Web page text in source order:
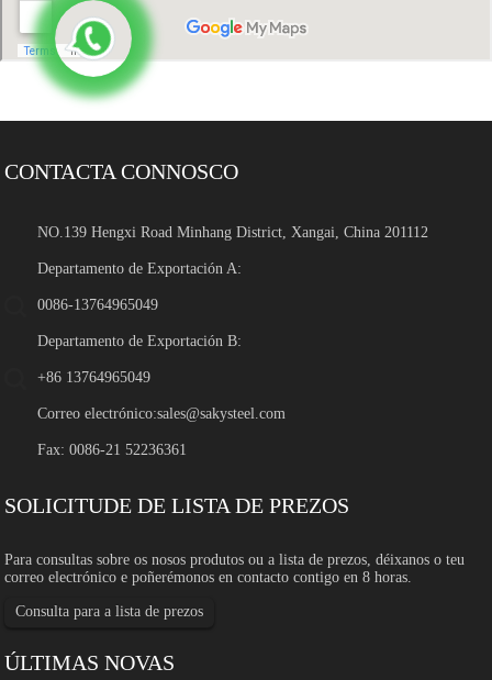
CONTACTA CONNOSCO
NO.139 Hengxi Road Minhang District, Xangai, China 201112
Departamento de Exportación A:
0086-13764965049
Departamento de Exportación B:
+86 13764965049
Correo electrónico:sales@sakysteel.com
Fax: 0086-21 52236361
SOLICITUDE DE LISTA DE PREZOS
Para consultas sobre os nosos produtos ou a lista de prezos, déixanos o teu
correo electrónico e poñerémonos en contacto contigo en 8 horas.
Consulta para a lista de prezos
ÚLTIMAS NOVAS